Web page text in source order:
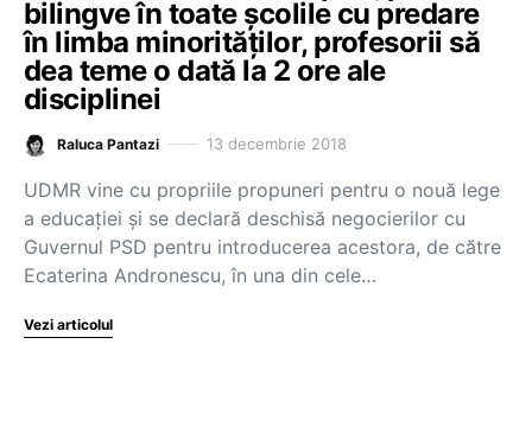
bilingve în toate școlile cu predare
în limba minorităților, profesorii să
dea teme o dată la 2 ore ale
disciplinei
Raluca Pantazi 13 decembrie 2018
UDMR vine cu propriile propuneri pentru o nouă lege
a educației și se declară deschisă negocierilor cu
Guvernul PSD pentru introducerea acestora, de către
Ecaterina Andronescu, în una din cele…
Vezi articolul